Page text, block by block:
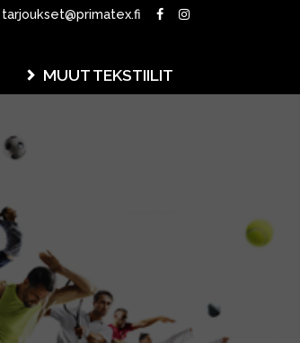
tarjoukset@primatex.fi
MUUT TEKSTIILIT